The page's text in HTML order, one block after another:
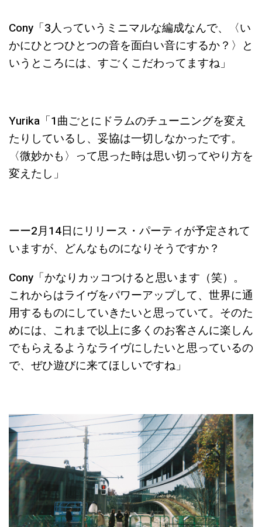
Cony「3人っていう ミニマルな編成なんで、〈い
かにひとつひとつの音を面白い音にするか？〉と
いうところには、すごくこだわってますね」
Yurika「1曲ごとにドラムのチューニングを変え
たりしているし、妥協は一切しなかったです。
〈微妙かも〉って思った時は思い切ってやり方を
変えたし」
ーー2月14日にリリース・パーティが予定されて
いますが、どんなものになりそうですか？
Cony「かなりカッコつけると思います （笑）。
これからはライヴをパワーアップして、世界に通
用するものにしていきたいと思っていて。そのた
めには、これまで以上に多くのお客さんに楽しん
でもらえるようなライヴにしたいと思っているの
で、ぜひ遊びに来てほしいですね」